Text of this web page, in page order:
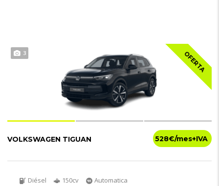
OFERTA
3
528€
VOLKSWAGEN TIGUAN
Diésel 150cv Automatica